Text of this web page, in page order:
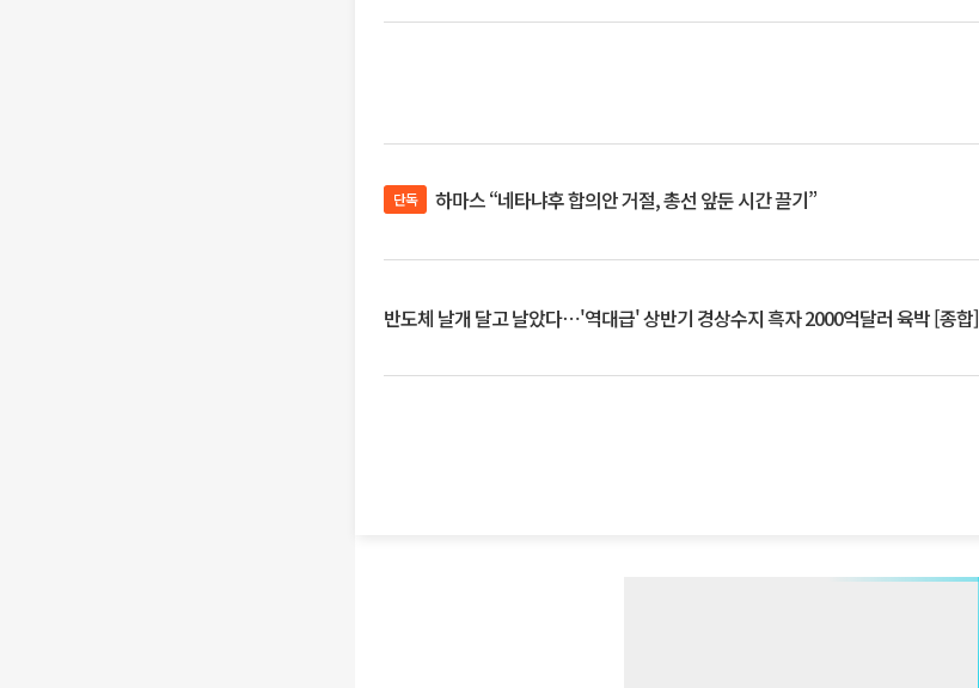
단독 하마스 “네타냐후 합의안 거절, 총선 앞둔 시간 끌기”
반도체 날개 달고 날았다⋯'역대급' 상반기 경상수지 흑자 2000억달러 육박 [종합]